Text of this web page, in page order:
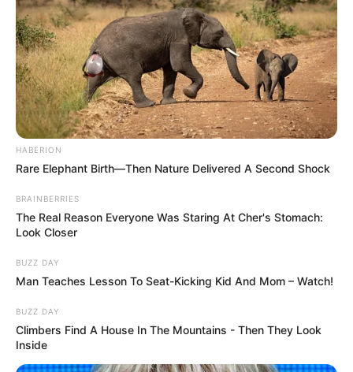
HABERION
Rare Elephant Birth—Then Nature Delivered A Second Shock
BRAINBERRIES
The Real Reason Everyone Was Staring At Cher's Stomach:
Look Closer
BUZZ DAY
Man Teaches Lesson To Seat-Kicking Kid And Mom – Watch!
BUZZ DAY
Climbers Find A House In The Mountains - Then They Look
Inside